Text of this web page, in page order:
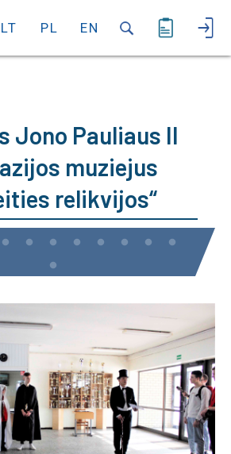
LT PL EN
Jono Pauliaus II
muziejus
relikvijos“